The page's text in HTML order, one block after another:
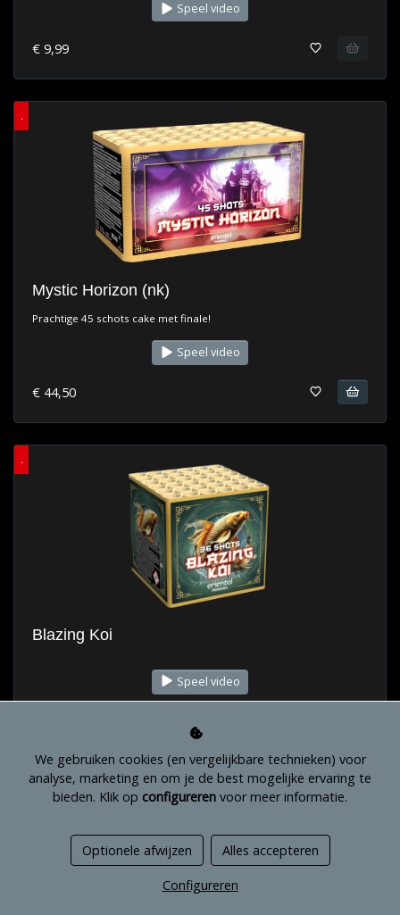
Bekijk filters
Speel video
€ 9,99
.
Mystic Horizon (nk)
Prachtige 45 schots cake met finale!
Speel video
€ 44,50
.
Blazing Koi
Speel video
We gebruiken cookies (en vergelijkbare technieken) voor
analyse, marketing en om je de best mogelijke ervaring te
bieden. Klik op configureren voor meer informatie.
Optionele afwijzen Alles accepteren
Configureren